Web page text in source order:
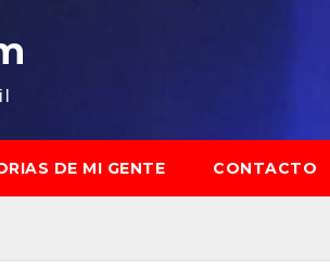
DE MI GENTE CONTACTO